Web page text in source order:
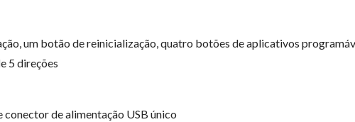
um botão de reinicialização, quatro botões de aplicativos
5 direções
conector de alimentação USB único